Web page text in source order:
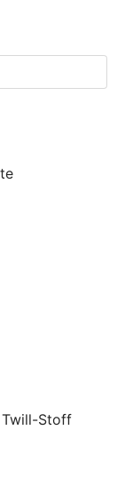
Stoff